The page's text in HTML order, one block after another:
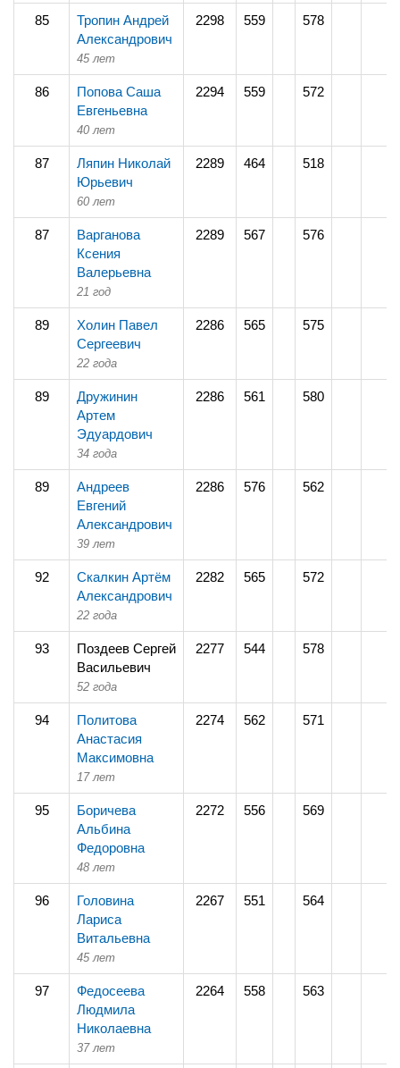
85
Тропин Андрей
Александрович
45 лет
2298 559 578
86
Попова Саша
Евгеньевна
40 лет
2294 559 572
87
Ляпин Николай
Юрьевич
60 лет
2289 464 518
87
Варганова
Ксения
Валерьевна
21 год
2289 567 576
89
Холин Павел
Сергеевич
22 года
2286 565 575
89
Дружинин
Артем
Эдуардович
34 года
2286 561 580
89
Андреев
Евгений
Александрович
39 лет
2286 576 562
92
Скалкин Артём
Александрович
22 года
2282 565 572
93
Поздеев Сергей
Васильевич
52 года
2277 544 578
94
Политова
Анастасия
Максимовна
17 лет
2274 562 571
95
Боричева
Альбина
Федоровна
48 лет
2272 556 569
96
Головина
Лариса
Витальевна
45 лет
2267 551 564
97
Федосеева
Людмила
Николаевна
37 лет
2264 558 563